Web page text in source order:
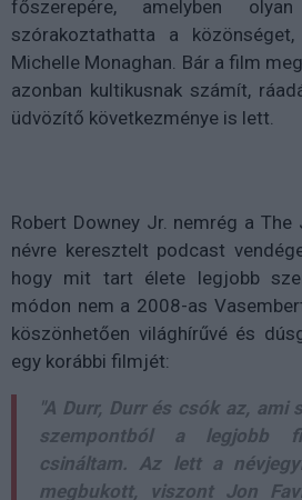
főszerepére, amelyben
szórakoztathatta a
Michelle Monaghan. Bár a film
azonban kultikusnak számít,
üdvözítő következménye is lett.
Robert Downey Jr. nemrég a The
névre keresztelt podcast
hogy mit tart élete legjobb
módon nem a 2008-as
köszönhetően világhírűvé és
egy korábbi filmjét:
"A Durr, Durr és csók az, ami
szempontból a legjobb
csináltam. Az lett a
megbukott, viszont Jon